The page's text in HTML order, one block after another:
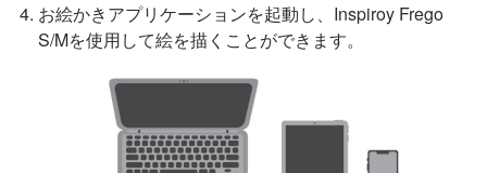
お絵かきアプリケーションを起動し、Inspiroy Frego
S/Mを使用して絵を描くことができます。